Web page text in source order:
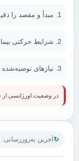
آخرین به‌روزرسانی: ۳۰ تیر ۱۴۰۵
مبدأ و مقصد را
شرایط حرکتی
نیازهای
در وضعیت اورژانسی